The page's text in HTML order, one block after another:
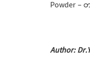
Powder –
Author: